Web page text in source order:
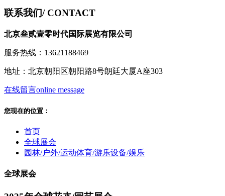
联系我们/ CONTACT
北京叁贰壹零时代国际展览有限公司
服务热线：13621188469
地址：北京朝阳区朝阳路8号朗廷大厦A座303
在线留言online message
您现在的位置：
首页
全球展会
园林/户外/运动体育/游乐设备/娱乐
全球展会